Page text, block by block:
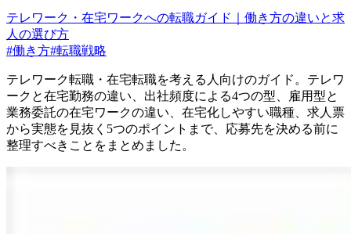
テレワーク・在宅ワークへの転職ガイド｜働き方の違いと求
人の選び方
#働き方#転職戦略
テレワーク転職・在宅転職を考える人向けのガイド。テレワ
ークと在宅勤務の違い、出社頻度による4つの型、雇用型と
業務委託の在宅ワークの違い、在宅化しやすい職種、求人票
から実態を見抜く5つのポイントまで、応募先を決める前に
整理すべきことをまとめました。